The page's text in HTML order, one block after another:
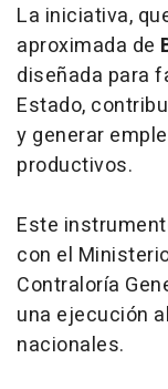
La iniciativa,
aproximada de
diseñada para
Estado,
y generar
productivos.
Este
con el
Contraloría
una ejecución
nacionales.